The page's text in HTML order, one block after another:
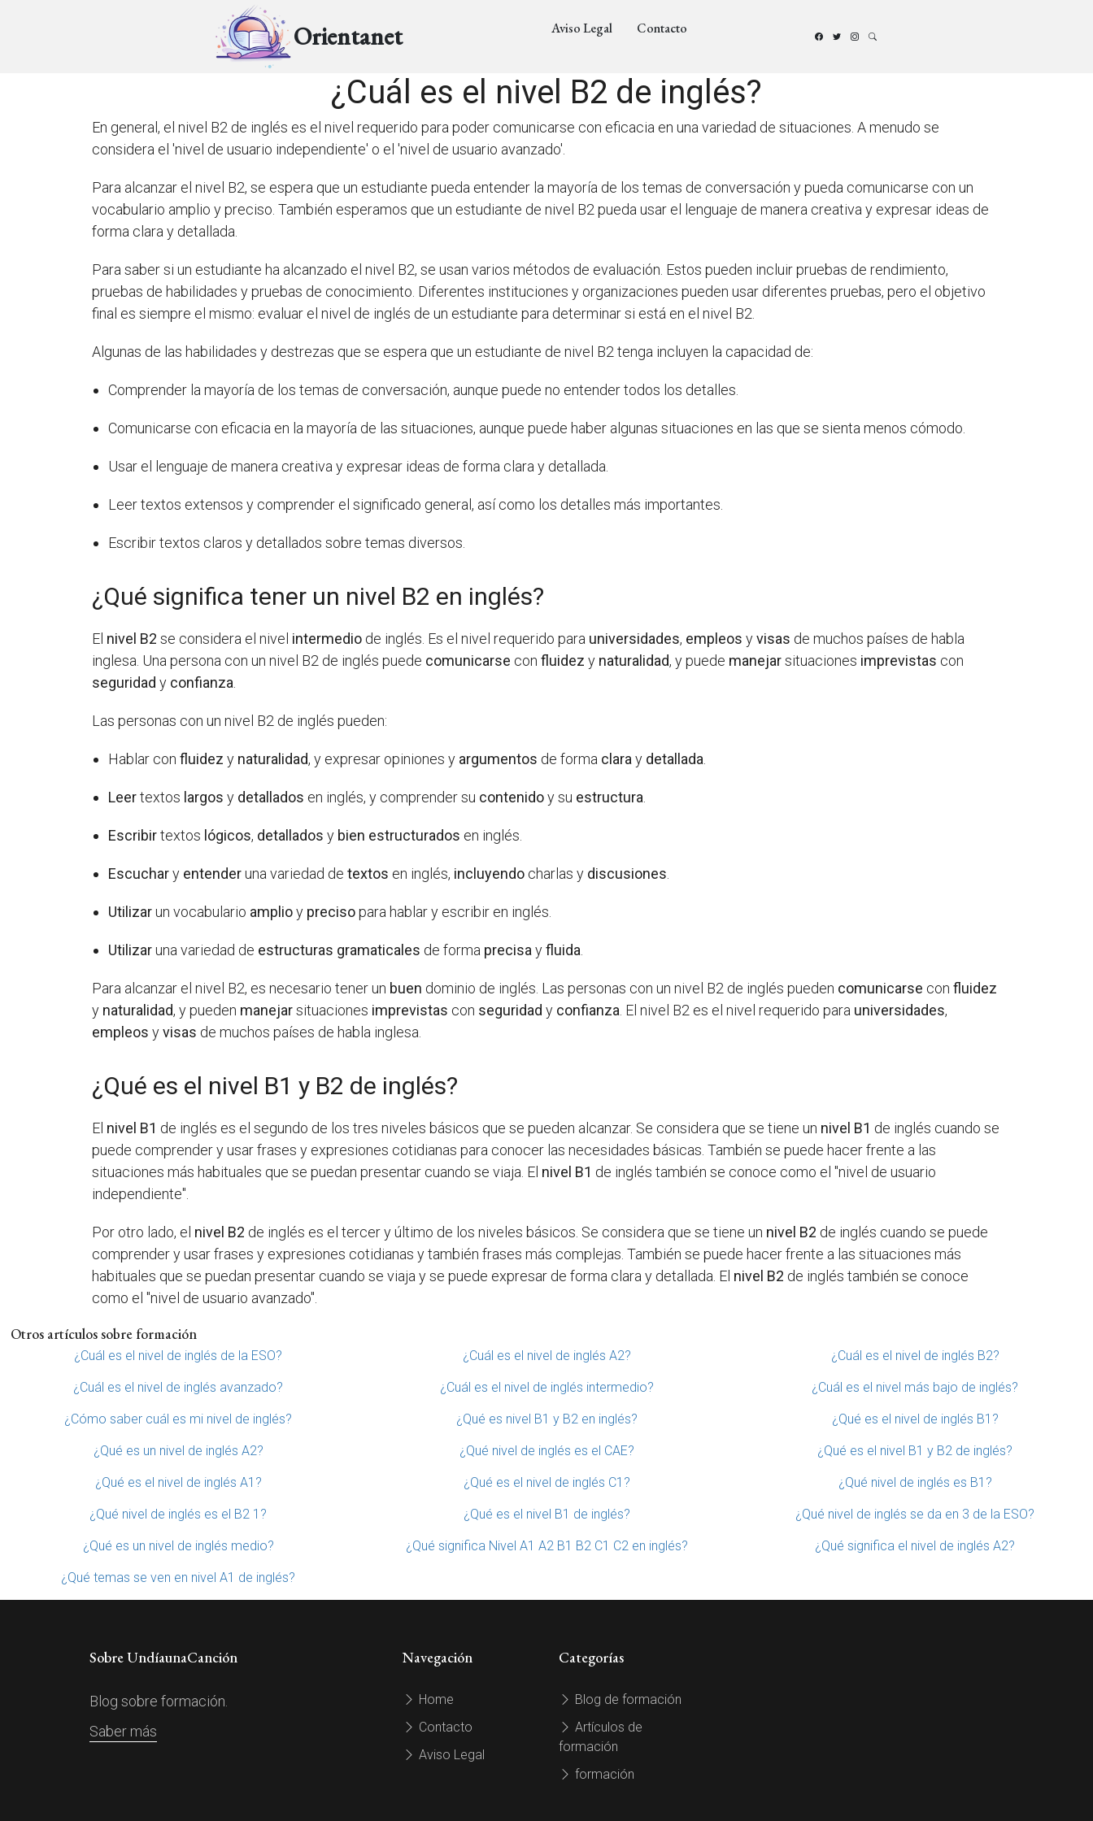
Orientanet Aviso Legal Contacto
¿Cuál es el nivel B2 de inglés?
En general, el nivel B2 de inglés es el nivel requerido para poder comunicarse con eficacia en una variedad de situaciones. A menudo se
considera el 'nivel de usuario independiente' o el 'nivel de usuario avanzado'.
Para alcanzar el nivel B2, se espera que un estudiante pueda entender la mayoría de los temas de conversación y pueda comunicarse con un
vocabulario amplio y preciso. También esperamos que un estudiante de nivel B2 pueda usar el lenguaje de manera creativa y expresar ideas de
forma clara y detallada.
Para saber si un estudiante ha alcanzado el nivel B2, se usan varios métodos de evaluación. Estos pueden incluir pruebas de rendimiento,
pruebas de habilidades y pruebas de conocimiento. Diferentes instituciones y organizaciones pueden usar diferentes pruebas, pero el objetivo
final es siempre el mismo: evaluar el nivel de inglés de un estudiante para determinar si está en el nivel B2.
Algunas de las habilidades y destrezas que se espera que un estudiante de nivel B2 tenga incluyen la capacidad de:
Comprender la mayoría de los temas de conversación, aunque puede no entender todos los detalles.
Comunicarse con eficacia en la mayoría de las situaciones, aunque puede haber algunas situaciones en las que se sienta menos cómodo.
Usar el lenguaje de manera creativa y expresar ideas de forma clara y detallada.
Leer textos extensos y comprender el significado general, así como los detalles más importantes.
Escribir textos claros y detallados sobre temas diversos.
¿Qué significa tener un nivel B2 en inglés?
El nivel B2 se considera el nivel intermedio de inglés. Es el nivel requerido para universidades, empleos yvisas de muchos países de habla
inglesa. Una persona con un nivel B2 de inglés puede comunicarse confluidez y naturalidad, y puede manejarsituaciones imprevistas con
seguridad y confianza
Las personas con un nivel B2 de inglés pueden:
Hablar confluidez y naturalidad, y expresar opiniones y argumentos de forma clara y detallada
Leertextos largos y detallados en inglés, y comprender su contenidoy su estructura
Escribirtextos lógicos, detallados y bien estructurados en inglés.
Escuchary entenderuna variedad detextos en inglés, incluyendo charlas y discusiones
Utilizarun vocabulario amplioy precisopara hablar y escribir en inglés.
Utilizaruna variedad de estructuras gramaticales de forma precisa yfluida
Para alcanzar el nivel B2, es necesario tener un buen dominio de inglés. Las personas con un nivel B2 de inglés pueden comunicarse confluidez
y naturalidad, y pueden manejarsituaciones imprevistas con seguridad y confianza . El nivel B2 es el nivel requerido para universidades,
empleos yvisas de muchos países de habla inglesa.
¿Qué es el nivel B1 y B2 de inglés?
El nivel B1 de inglés es el segundo de los tres niveles básicos que se pueden alcanzar. Se considera que se tiene un nivel B1 de inglés cuando se
puede comprender y usar frases y expresiones cotidianas para conocer las necesidades básicas. También se puede hacer frente a las
situaciones más habituales que se puedan presentar cuando se viaja. El nivel B1 de inglés también se conoce como el "nivel de usuario
independiente".
Por otro lado, el nivel B2 de inglés es el tercer y último de los niveles básicos. Se considera que se tiene un nivel B2 de inglés cuando se puede
comprender y usar frases y expresiones cotidianas y también frases más complejas. También se puede hacer frente a las situaciones más
habituales que se puedan presentar cuando se viaja y se puede expresar de forma clara y detallada. El nivel B2 de inglés también se conoce
como el "nivel de usuario avanzado".
Otros artículos sobre formación
¿Cuál es el nivel de inglés de la ESO? ¿Cuál es el nivel de inglés A2? ¿Cuál es el nivel de inglés B2?
¿Cuál es el nivel de inglés avanzado? ¿Cuál es el nivel de inglés intermedio? ¿Cuál es el nivel más bajo de inglés?
¿Cómo saber cuál es mi nivel de inglés? ¿Qué es nivel B1 y B2 en inglés? ¿Qué es el nivel de inglés B1?
¿Qué es un nivel de inglés A2? ¿Qué nivel de inglés es el CAE? ¿Qué es el nivel B1 y B2 de inglés?
¿Qué es el nivel de inglés A1? ¿Qué es el nivel de inglés C1? ¿Qué nivel de inglés es B1?
¿Qué nivel de inglés es el B2 1? ¿Qué es el nivel B1 de inglés? ¿Qué nivel de inglés se da en 3 de la ESO?
¿Qué es un nivel de inglés medio? ¿Qué significa Nivel A1 A2 B1 B2 C1 C2 en inglés? ¿Qué significa el nivel de inglés A2?
¿Qué temas se ven en nivel A1 de inglés?
Sobre UndíaunaCanción
Blog sobre formación.
Saber más
Navegación
Home
Contacto
Aviso Legal
Categorías
Blog de formación
Artículos de
formación
formación